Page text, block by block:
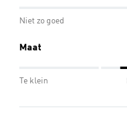
Niet zo goed
Maat
Te klein